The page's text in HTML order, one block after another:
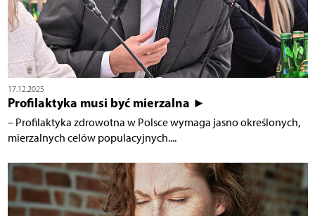
17.12.2025
Profilaktyka musi być mierzalna ►
– Profilaktyka zdrowotna w Polsce wymaga jasno określonych,
mierzalnych celów populacyjnych....